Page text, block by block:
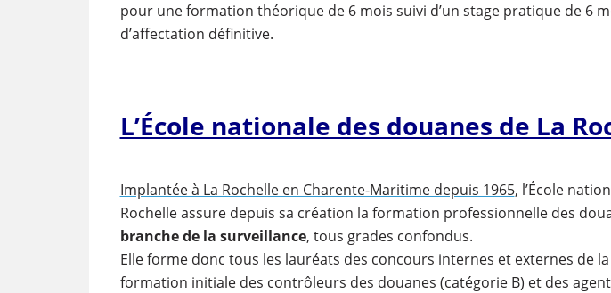
pour une formation théorique de 6 mois suivi d’un stage pratique de 6
d’affectation définitive.
L’École nationale des douanes de La
Implantée à La Rochelle en Charente-Maritime depuis 1965, l’École
Rochelle assure depuis sa création la formation professionnelle des
branche de la surveillance, tous grades confondus.
Elle forme donc tous les lauréats des concours internes et externes de
formation initiale des contrôleurs des douanes (catégorie B) et des